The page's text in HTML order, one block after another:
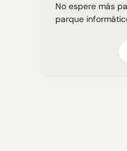
No espere más
parque